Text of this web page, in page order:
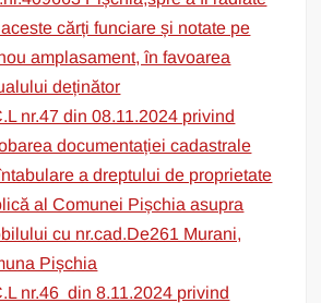
cărți funciare și notate pe
amplasament, în favoarea
deținător
nr.47 din 08.11.2024 privind
documentației cadastrale
a dreptului de proprietate
al Comunei Pișchia asupra
cu nr.cad.De261 Murani,
Pișchia
nr.46 din 8.11.2024 privind